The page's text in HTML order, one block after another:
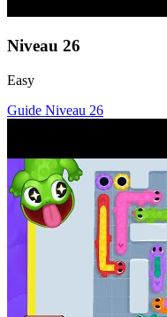
Niveau 26
Easy
Guide Niveau 26